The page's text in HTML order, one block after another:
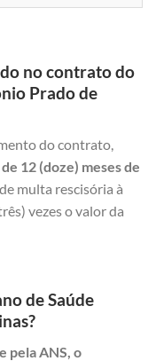
no contrato do
Prado de
do contrato,
12 (doze) meses de
multa rescisória à
vezes o valor da
de Saúde
pela ANS, o